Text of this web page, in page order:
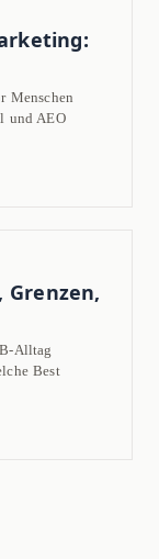
Menschen
und AEO
Grenzen,
Alltag
Best